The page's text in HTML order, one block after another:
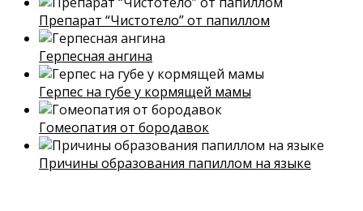
Препарат “Чистотело” от папиллом
Герпесная ангина
Герпес на губе у кормящей мамы
Гомеопатия от бородавок
Причины образования папиллом на языке